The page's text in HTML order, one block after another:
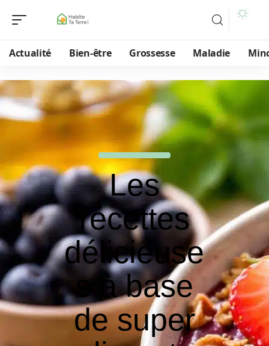
Actualité Bien-être Grossesse Maladie
Les
recettes
délicieuse
s à base
de super